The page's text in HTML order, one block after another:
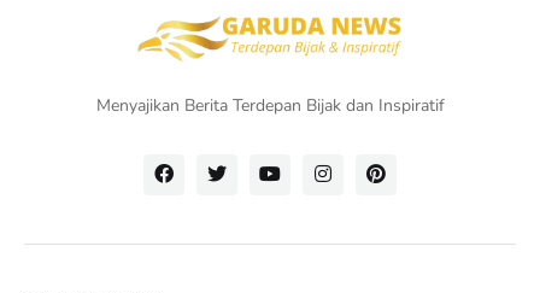
Menyajikan Berita Terdepan Bijak dan Inspiratif